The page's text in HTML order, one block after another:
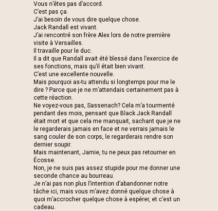
Vous n’êtes pas d’accord.
C’est pas ça.
J’ai besoin de vous dire quelque chose.
Jack Randall est vivant.
J’ai rencontré son frère Alex lors de notre première
visite à Versailles.
Il travaille pour le duc.
Il a dit que Randall avait été blessé dans l’exercice de
ses fonctions, mais qu’il était bien vivant.
C’est une excellente nouvelle.
Mais pourquoi as-tu attendu si longtemps pour me le
dire ? Parce que je ne m’attendais certainement pas à
cette réaction.
Ne voyez-vous pas, Sassenach? Cela m’a tourmenté
pendant des mois, pensant que Black Jack Randall
était mort et que cela me manquait, sachant que je ne
le regarderais jamais en face et ne verrais jamais le
sang couler de son corps, le regarderais rendre son
dernier soupir.
Mais maintenant, Jamie, tu ne peux pas retourner en
Écosse.
Non, je ne suis pas assez stupide pour me donner une
seconde chance au bourreau.
Je n’ai pas non plus l’intention d’abandonner notre
tâche ici, mais vous m’avez donné quelque chose à
quoi m’accrocher quelque chose à espérer, et c’est un
cadeau.